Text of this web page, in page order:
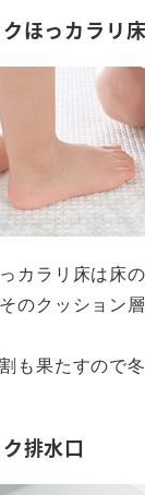
ほっカラリ床
カラリ床は床
のクッション
も果たすので
排水口